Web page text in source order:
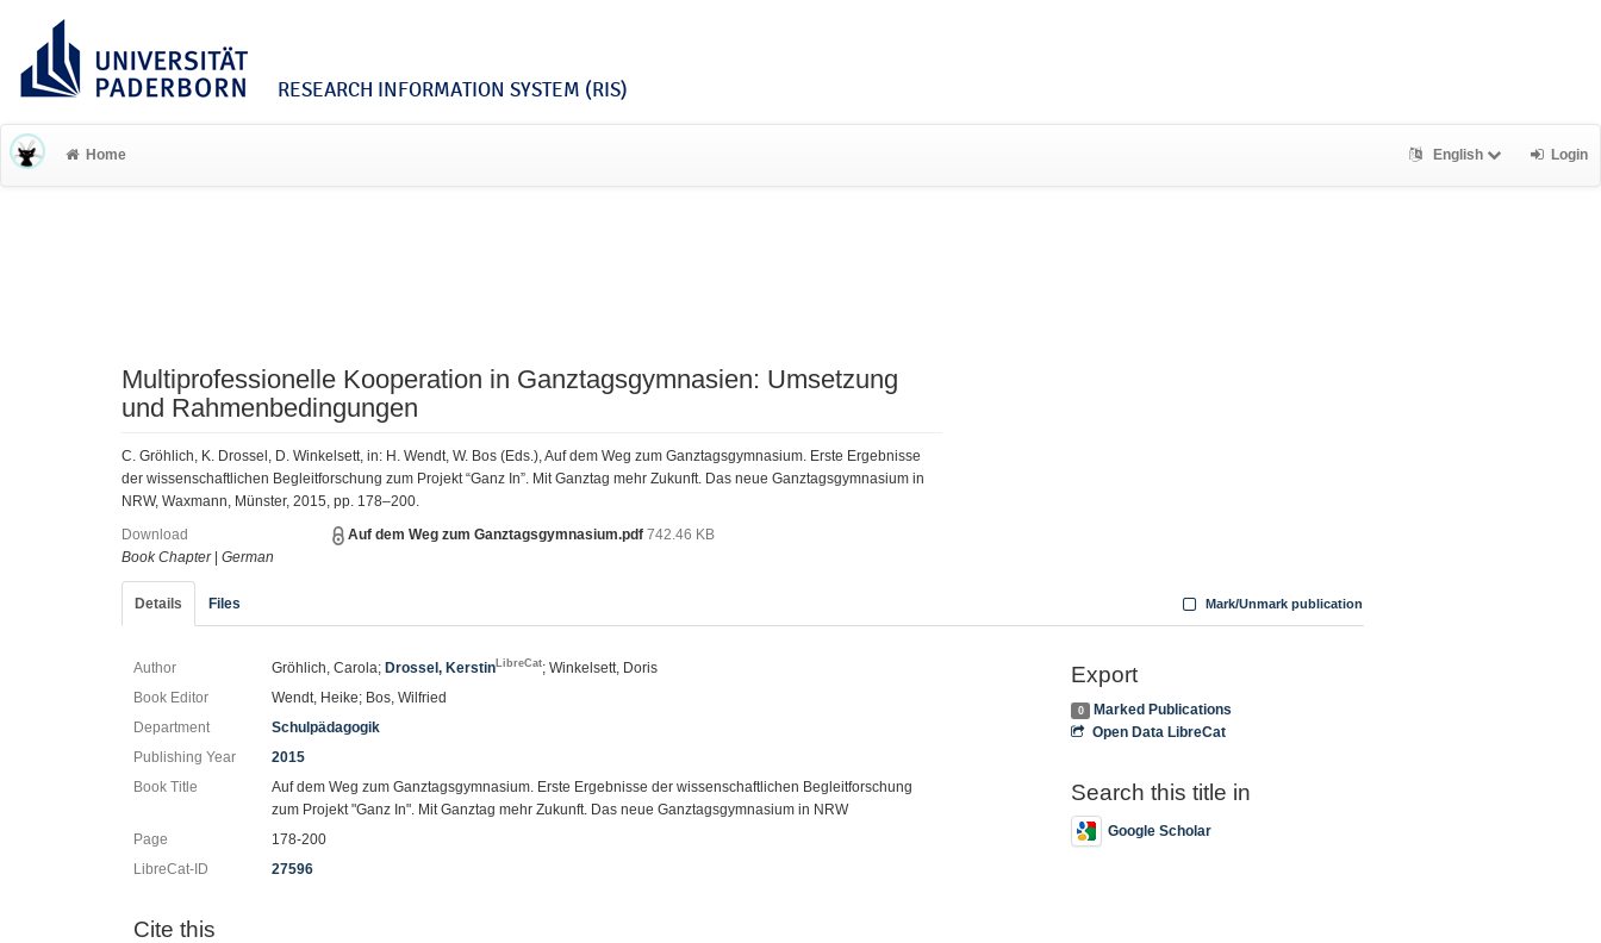
RESEARCH INFORMATION SYSTEM (RIS)
Home English Login
Multiprofessionelle Kooperation in Ganztagsgymnasien: Umsetzung
und Rahmenbedingungen
C. Gröhlich, K. Drossel, D. Winkelsett, in: H. Wendt, W. Bos (Eds.), Auf dem Weg zum Ganztagsgymnasium. Erste Ergebnisse
der wissenschaftlichen Begleitforschung zum Projekt “Ganz In”. Mit Ganztag mehr Zukunft. Das neue Ganztagsgymnasium in
NRW, Waxmann, Münster, 2015, pp. 178–200.
Download Auf dem Weg zum Ganztagsgymnasium.pdf 742.46 KB
Book Chapter| German
Details Files Mark/Unmark publication
Author Gröhlich, Carola; Drossel, KerstinLibreCat; Winkelsett, Doris
Book Editor
Wendt, Heike; Bos, Wilfried
Department
Schulpädagogik
Publishing Year
2015
Book Title
Auf dem Weg zum Ganztagsgymnasium. Erste Ergebnisse der wissenschaftlichen Begleitforschung
zum Projekt "Ganz In". Mit Ganztag mehr Zukunft. Das neue Ganztagsgymnasium in NRW
Page
178-200
LibreCat-ID
27596
Cite this
Export
0
Marked Publications
Open Data LibreCat
Search this title in
Google Scholar